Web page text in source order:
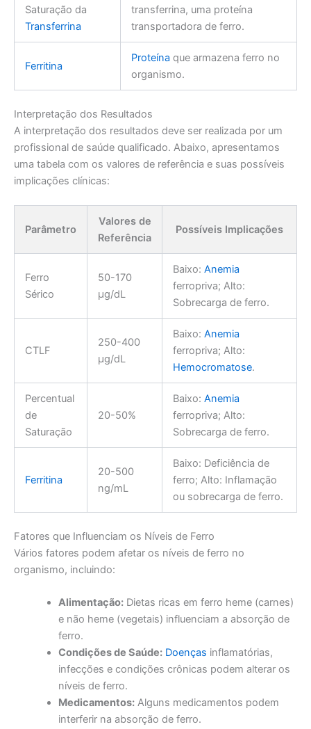
Saturação da
Transferrina
transferrina, uma proteína
transportadora de ferro.
Ferritina
Proteína que armazena ferro no
organismo.
Interpretação dos Resultados
A interpretação dos resultados deve ser realizada por um
profissional de saúde qualificado. Abaixo, apresentamos
uma tabela com os valores de referência e suas possíveis
implicações clínicas:
Parâmetro
Valores de
Referência
Possíveis Implicações
Ferro
Sérico
50-170
µg/dL
Baixo: Anemia
ferropriva; Alto:
Sobrecarga de ferro.
CTLF
250-400
µg/dL
Baixo: Anemia
ferropriva; Alto:
Hemocromatose.
Percentual
de
Saturação
20-50%
Baixo: Anemia
ferropriva; Alto:
Sobrecarga de ferro.
Ferritina
20-500
ng/mL
Baixo: Deficiência de
ferro; Alto: Inflamação
ou sobrecarga de ferro.
Fatores que Influenciam os Níveis de Ferro
Vários fatores podem afetar os níveis de ferro no
organismo, incluindo:
Alimentação:Dietas ricas em ferro heme (carnes)
e não heme (vegetais) influenciam a absorção de
ferro.
Condições de Saúde: Doenças inflamatórias,
infecções e condições crônicas podem alterar os
níveis de ferro.
Medicamentos:Alguns medicamentos podem
interferir na absorção de ferro.